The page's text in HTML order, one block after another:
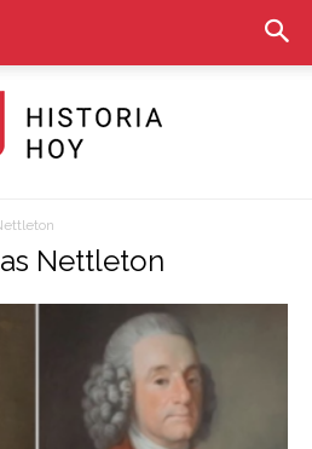
Historia
Nettleton